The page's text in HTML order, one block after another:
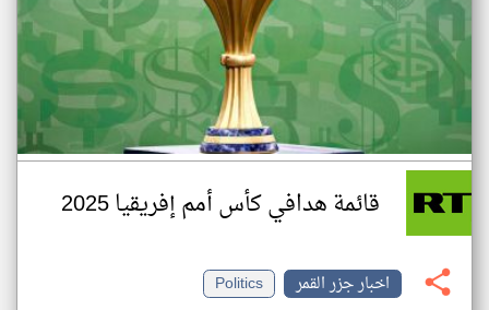
قائمة هدافي كأس أمم إفريقيا 2025
اخبار جزر القمر
Politics